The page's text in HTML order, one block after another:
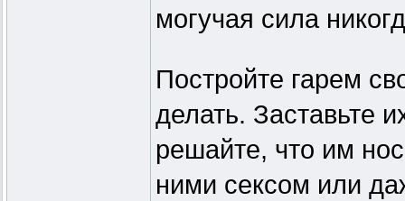
могучая сила
Постройте гарем
делать. Заставьте
решайте, что им
ними сексом или